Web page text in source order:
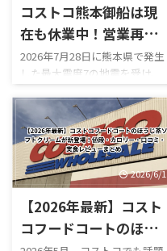
コストコ熊本御船は現
在も休業中！営業再開
はいつ？地震後の店
内・ガスステーション
営業時間まとめ
2026年7月28日に熊本県で発生
した最大震度7の地震を受け、
コストコ熊本御船倉庫店は現
在も臨時休業しています。
「今日コストコ熊本はやって
る？」 「営業再開はいつ？」
「店内はどうなっている？」
「ガソリンだけ入れられ
る？」 「フードコートは使え
る？」 と気になっている人も
多いのではないでしょうか。
2026/6/1
【2026年最新】コスト
コフードコートのほう